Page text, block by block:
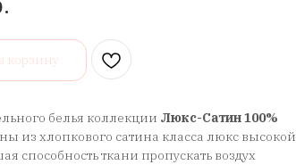
корзину
белья коллекции Люкс-Сатин 100%
из хлопкового сатина класса люкс высокой
способность ткани пропускать воздух